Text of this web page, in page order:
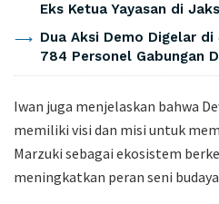
Eks Ketua Yayasan di
Dua Aksi Demo Digelar
784 Personel Gabungan
Iwan juga menjelaskan bahwa
memiliki visi dan misi untuk
Marzuki sebagai ekosistem
meningkatkan peran seni